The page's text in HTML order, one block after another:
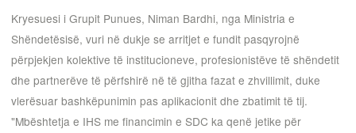
Kryesuesi i Grupit Punues, Niman Bardhi, nga Ministria e
Shëndetësisë, vuri në dukje se arritjet e fundit pasqyrojnë
përpjekjen kolektive të institucioneve, profesionistëve të shëndetit
dhe partnerëve të përfshirë në të gjitha fazat e zhvillimit, duke
vlerësuar bashkëpunimin pas aplikacionit dhe zbatimit të tij.
"Mbështetja e IHS me financimin e SDC ka qenë jetike për